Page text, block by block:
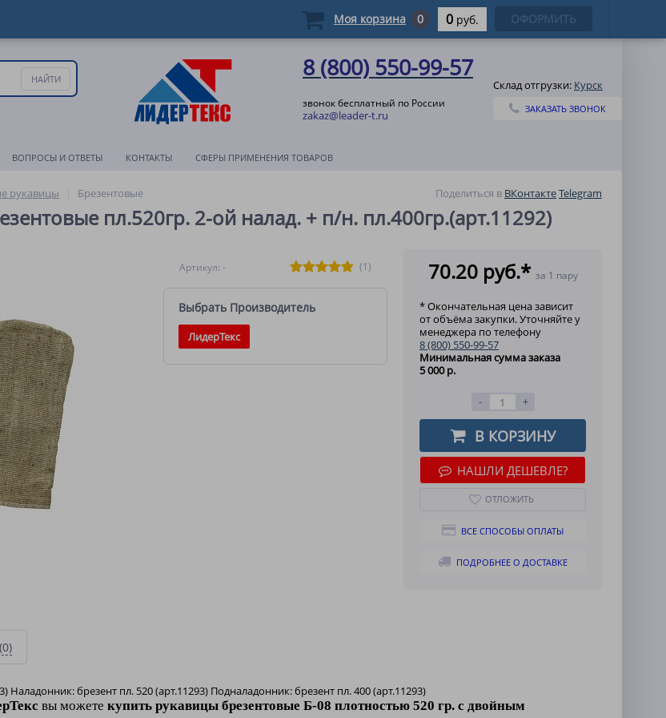
8 (800) 550-99-57
звонок бесплатный по России
zakaz@leader-t.ru
Склад отгрузки: Курск
ЗАКАЗАТЬ ЗВОНОК
ВОПРОСЫ И ОТВЕТЫ КОНТАКТЫ СФЕРЫ ПРИМЕНЕНИЯ ТОВАРОВ
рукавицы Брезентовые Поделиться в ВКонтактеTelegram
пл.520гр. 2-ой налад. + п/н. пл.400гр.(арт.11292)
Артикул: - (1)
Выбрать Производитель
ЛидерТекс
70.20 руб.* за 1 пару
* Окончательная цена зависит
от объёма закупки. Уточняйте у
менеджера по телефону
8 (800) 550-99-57
Минимальная сумма заказа
5 000 р.
- +
В КОРЗИНУ
НАШЛИ ДЕШЕВЛЕ?
ОТЛОЖИТЬ
ВСЕ СПОСОБЫ ОПЛАТЫ
ПОДРОБНЕЕ О ДОСТАВКЕ
(0)
Наладонник: брезент пл. 520 (арт.11293) Подналадонник: брезент пл. 400 (арт.11293)
вы можете купить рукавицы брезентовые Б-08 плотностью 520 гр. с двойным
Моя корзина 0 0 руб. ОФОРМИТЬ